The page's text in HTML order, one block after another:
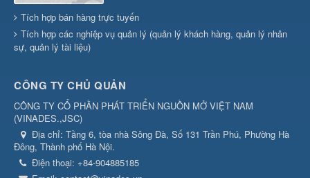
Tích hợp bán hàng trực tuyến
Tích hợp các nghiệp vụ quản lý (quản lý khách hàng, quản lý nhân
sự, quản lý tài liệu)
CÔNG TY CHỦ QUẢN
CÔNG TY CỔ PHẦN PHÁT TRIỂN NGUỒN MỞ VIỆT NAM
(VINADES.,JSC)
Địa chỉ: Tầng 6, tòa nhà Sông Đà, Số 131 Trần Phú, Phường Hà
Đông, Thành phố Hà Nội.
Điện thoại: +84-904885185